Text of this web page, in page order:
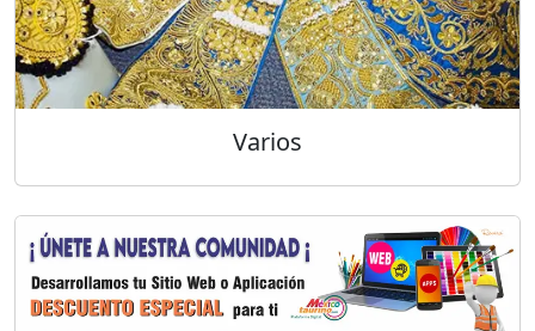
Varios